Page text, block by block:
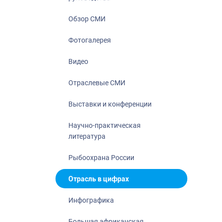
Большая
Укрепление
Обзор СМИ
Фотогалерея
Видео
Отраслевые СМИ
Выставки и конференции
Научно-практическая
литература
Рыбоохрана России
Отрасль в цифрах
Инфографика